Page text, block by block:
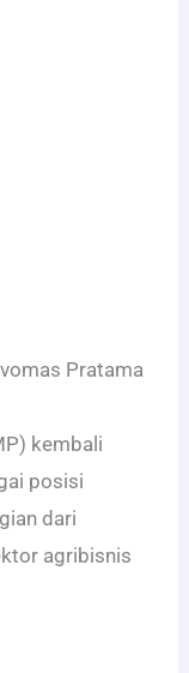
Pratama
kembali
posisi
dari
agribisnis